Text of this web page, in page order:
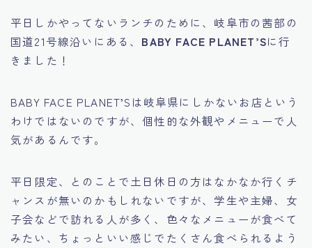
平日しかやってないランチのために、岐阜市の茜部の
国道21号線沿いにある、 BABY FACE PLANET’Sに行
きました！
BABY FACE PLANET’Sは岐阜県にしかないお店という
わけではないのですが、個性的な外観やメニューで人
気があるんです。
平日限定、とのことで土日休日の方はなかなか行くチ
ャンスが無いのかもしれないですが、学生や主婦、女
子会などで訪れる人が多く、色々なメニューが食べて
みたい、ちょっといい感じでたくさん食べられるよう